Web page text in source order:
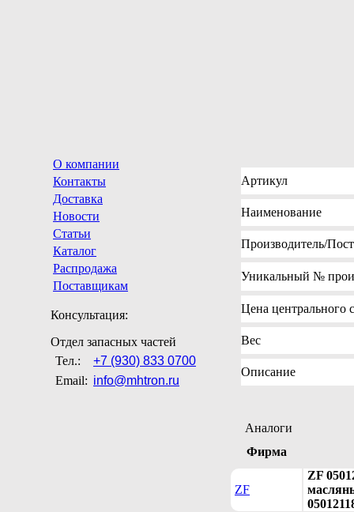
О компании
Контакты
Доставка
Новости
Статьи
Каталог
Распродажа
Поставщикам
Консультация:
Отдел запасных частей
Тел.:
+7 (930) 833 0700
Email: info@mhtron.ru
Артикул
Наименование
Производитель/
Уникальный №
Цена центрального
Вес
Описание
Аналоги
Фирма
ZF
ZF